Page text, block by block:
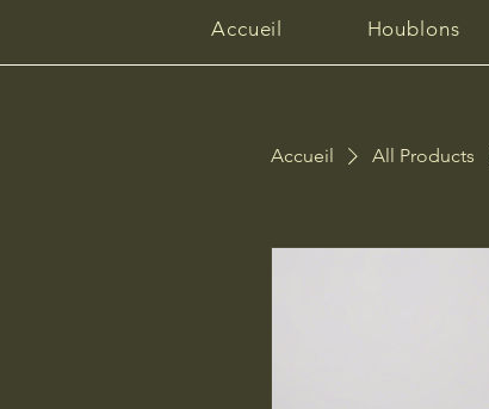
Accueil Houblons
Accueil All Products